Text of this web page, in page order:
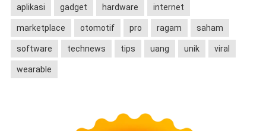
aplikasi gadget hardware internet
marketplace otomotif pro ragam saham
software technews tips uang unik viral
wearable